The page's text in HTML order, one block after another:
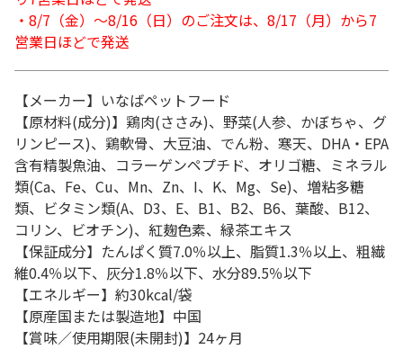
・8/7（金）～8/16（日）のご注文は、8/17（月）から7
営業日ほどで発送
【メーカー】いなばペットフード
【原材料(成分)】鶏肉(ささみ)、野菜(人参、かぼちゃ、グ
リンピース)、鶏軟骨、大豆油、でん粉、寒天、DHA・EPA
含有精製魚油、コラーゲンペプチド、オリゴ糖、ミネラル
類(Ca、Fe、Cu、Mn、Zn、I、K、Mg、Se)、増粘多糖
類、ビタミン類(A、D3、E、B1、B2、B6、葉酸、B12、
コリン、ビオチン)、紅麹色素、緑茶エキス
【保証成分】たんぱく質7.0％以上、脂質1.3％以上、粗繊
維0.4％以下、灰分1.8％以下、水分89.5％以下
【エネルギー】約30kcal/袋
【原産国または製造地】中国
【賞味／使用期限(未開封)】24ヶ月